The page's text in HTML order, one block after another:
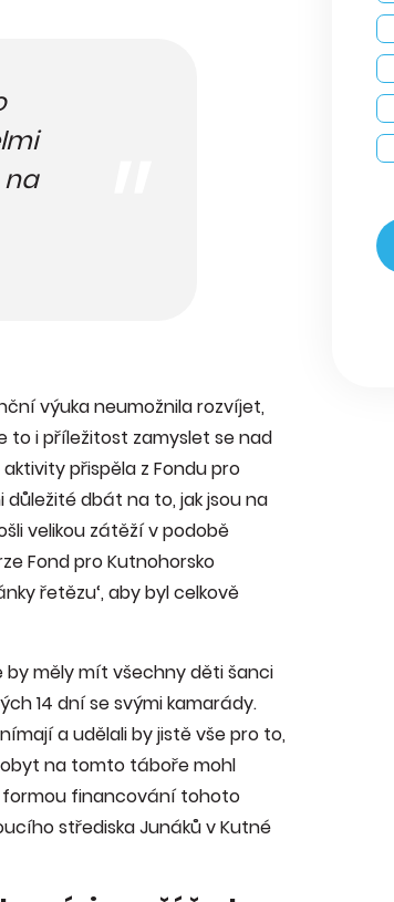
na
výuka neumožnila rozvíjet,
to i příležitost zamyslet se nad
přispěla z Fondu pro
důležité dbát na to, jak jsou na
velikou zátěží v podobě
Fond pro Kutnohorsko
řetězu‘, aby byl celkově
by měly mít všechny děti šanci
14 dní se svými kamarády.
a udělali by jistě vše pro to,
na tomto táboře mohl
formou financování tohoto
střediska Junáků v Kutné